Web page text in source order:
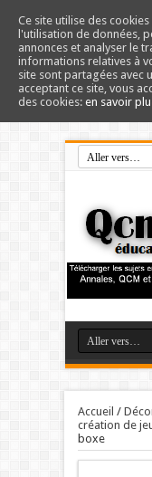
Accueil /
création de
boxe
Ce site utilise des
l'utilisation de données,
annonces et analyser le
informations relatives à
site sont partagées avec
acceptant ce site, vous
des cookies: en savoir